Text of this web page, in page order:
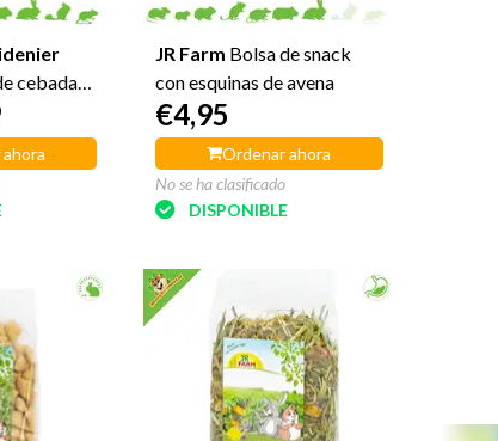
cebada
JR Farm Bolsa de snack
con esquinas de avena
€4,95
Ordenar ahora
No se ha clasificado
DISPONIBLE